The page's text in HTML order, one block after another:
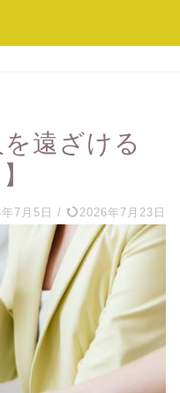
遠ざける
7月5日 / 2026年7月23日